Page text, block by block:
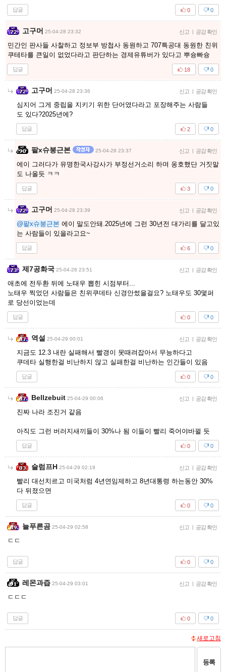
답글 0
0
고구머 25-04-28 23:32 신고 | 공감 확인
민간인 판사들 사찰하고 정보부 방첩사 동원하고 707특공대 동원한 친위
쿠테타를 큰일이 없었다라고 판단하는 경제유튜버가 있다고 뿌슝빠슝
답글 0
18
고구머 25-04-28 23:36 신고 | 공감 확인
심지어 그게 중립을 지키기 위한 단어였다라고 포장해주는 사람들
도 있다?2025년에?
답글 0
2
팥x슈붕근본 25-04-28 23:37 신고 | 공감 확인
에이 그러다가 유명한국사강사가 부정선거소리 하며 옹호했단 거짓말
도 나올듯 ㅋㅋ
답글 0
3
고구머 25-04-28 23:39 신고 | 공감 확인
@팥x슈붕근본 에이 말도안돼.2025년에 그런 30년전 대가리를 달고있
는 사람들이 있을라고요~
답글 0
6
제7공화국 25-04-28 23:51 신고 | 공감 확인
애초에 전두환 뒤에 노태우 뽑힌 시점부터...
노태우 찍었던 사람들은 친위쿠데타 신경안썼을걸요? 노태우도 30몇퍼
로 당선이었는데
답글 0
0
역설 25-04-29 00:01 신고 | 공감 확인
지금도 12.3 내란 실패해서 빨갱이 못때려잡아서 무능하다고
쿠데타 실행한걸 비난하지 않고 실패한걸 비난하는 인간들이 있음
답글 0
0
Bellzebuit 25-04-29 00:06 신고 | 공감 확인
진짜 나라 조진거 같음
아직도 그런 버러지새끼들이 30%나 됨 이들이 빨리 죽어야바뀔 듯
답글 0
0
슬럼프H 25-04-29 02:19 신고 | 공감 확인
빨리 대선치르고 미국처럼 4년연임제하고 8년대통령 하는동안 30%
다 뒤졌으면
답글 0
0
늘푸른곰 25-04-29 02:58 신고 | 공감 확인
ㄷㄷ
답글 0
0
레몬과즙 25-04-29 03:01 신고 | 공감 확인
ㄷㄷㄷ
답글 0
0
새로고침
등록